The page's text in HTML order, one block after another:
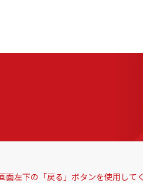
面左下の「戻る」ボタンを使用して